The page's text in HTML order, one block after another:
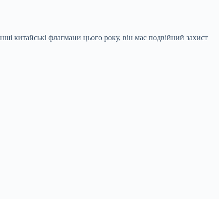
китайські флагмани цього року, він має подвійний захист